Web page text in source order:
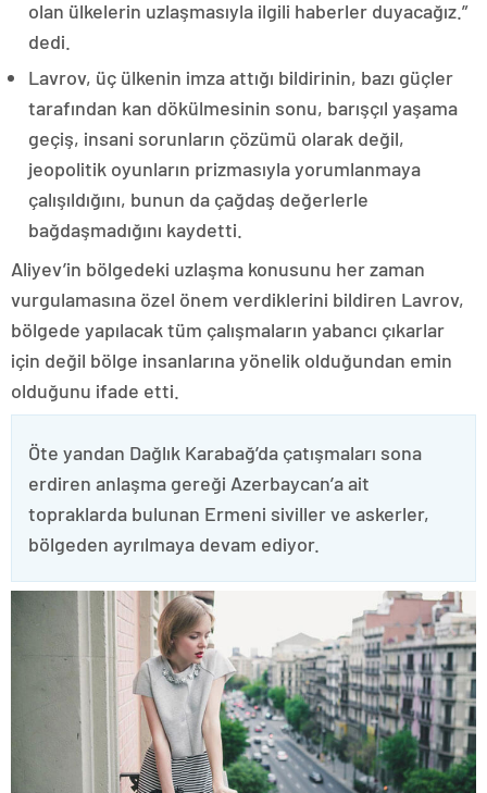
olan ülkelerin uzlaşmasıyla ilgili haberler duyacağız.”
dedi.
Lavrov, üç ülkenin imza attığı bildirinin, bazı güçler
tarafından kan dökülmesinin sonu, barışçıl yaşama
geçiş, insani sorunların çözümü olarak değil,
jeopolitik oyunların prizmasıyla yorumlanmaya
çalışıldığını, bunun da çağdaş değerlerle
bağdaşmadığını kaydetti.
Aliyev’in bölgedeki uzlaşma konusunu her zaman
vurgulamasına özel önem verdiklerini bildiren Lavrov,
bölgede yapılacak tüm çalışmaların yabancı çıkarlar
için değil bölge insanlarına yönelik olduğundan emin
olduğunu ifade etti.
Öte yandan Dağlık Karabağ’da çatışmaları sona
erdiren anlaşma gereği Azerbaycan’a ait
topraklarda bulunan Ermeni siviller ve askerler,
bölgeden ayrılmaya devam ediyor.